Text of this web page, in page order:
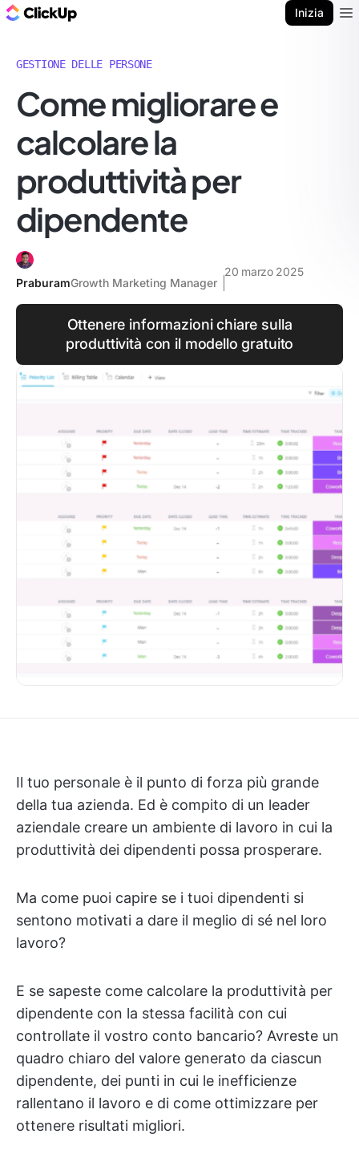
Inizia
GESTIONE DELLE PERSONE
Come migliorare e
calcolare la
produttività per
dipendente
PraburamGrowth Marketing Manager
20 marzo 2025
Ottenere informazioni chiare sulla
produttività con il modello gratuito
Il tuo personale è il punto di forza più grande
della tua azienda. Ed è compito di un leader
aziendale creare un ambiente di lavoro in cui la
produttività dei dipendenti possa prosperare.
Ma come puoi capire se i tuoi dipendenti si
sentono motivati a dare il meglio di sé nel loro
lavoro?
E se sapeste come calcolare la produttività per
dipendente con la stessa facilità con cui
controllate il vostro conto bancario? Avreste un
quadro chiaro del valore generato da ciascun
dipendente, dei punti in cui le inefficienze
rallentano il lavoro e di come ottimizzare per
ottenere risultati migliori.